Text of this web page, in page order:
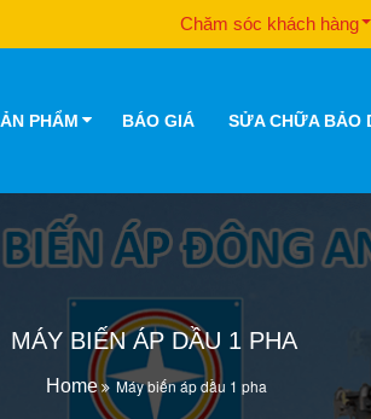
Chăm sóc khách hàng
PHẨM BÁO GIÁ SỬA CHỮA BẢO
MÁY BIẾN ÁP DẦU 1 PHA
Home Máy biến áp dầu 1 pha